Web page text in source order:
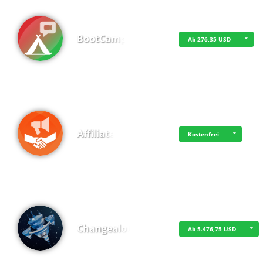
BootCamp Ab 276,35 USD
Affiliate Kostenfrei
Changealot Ab 5.476,75 USD